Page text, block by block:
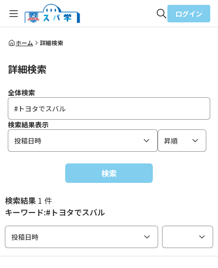
全体検索
ログイン
ホーム 詳細検索
詳細検索
全体検索
検索結果表示
投稿日時
昇順
検索
検索結果 1 件
キーワード:#トヨタでスバル
投稿日時